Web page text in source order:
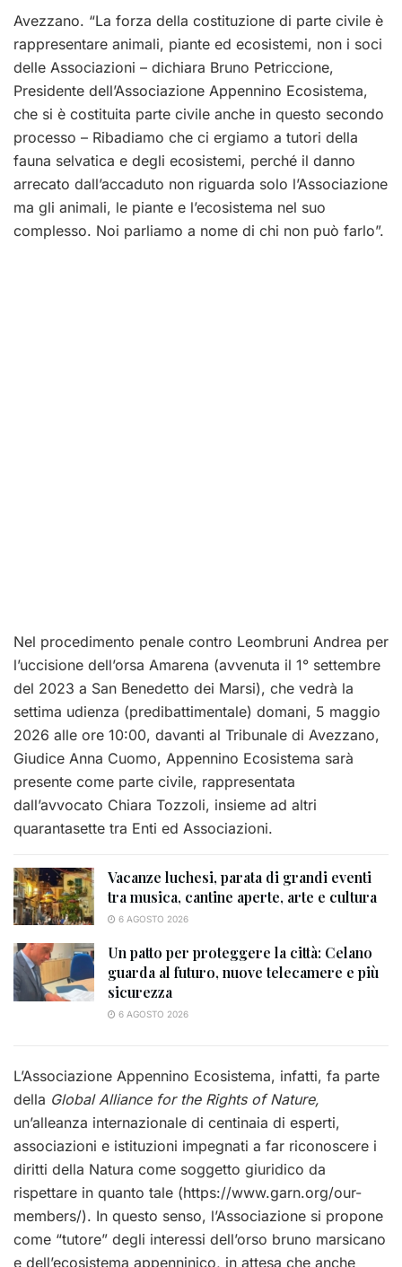
Avezzano. “La forza della costituzione di parte civile è
rappresentare animali, piante ed ecosistemi, non i soci
delle Associazioni – dichiara Bruno Petriccione,
Presidente dell’Associazione Appennino Ecosistema,
che si è costituita parte civile anche in questo secondo
processo – Ribadiamo che ci ergiamo a tutori della
fauna selvatica e degli ecosistemi, perché il danno
arrecato dall’accaduto non riguarda solo l’Associazione
ma gli animali, le piante e l’ecosistema nel suo
complesso. Noi parliamo a nome di chi non può farlo”.
Nel procedimento penale contro Leombruni Andrea per
l’uccisione dell’orsa Amarena (avvenuta il 1° settembre
del 2023 a San Benedetto dei Marsi), che vedrà la
settima udienza (predibattimentale) domani, 5 maggio
2026 alle ore 10:00, davanti al Tribunale di Avezzano,
Giudice Anna Cuomo, Appennino Ecosistema sarà
presente come parte civile, rappresentata
dall’avvocato Chiara Tozzoli, insieme ad altri
quarantasette tra Enti ed Associazioni.
Vacanze luchesi, parata di grandi eventi
tra musica, cantine aperte, arte e cultura
6 AGOSTO 2026
Un patto per proteggere la città: Celano
guarda al futuro, nuove telecamere e più
sicurezza
6 AGOSTO 2026
L’Associazione Appennino Ecosistema, infatti, fa parte
della Global Alliance for the Rights of Nature,
un’alleanza internazionale di centinaia di esperti,
associazioni e istituzioni impegnati a far riconoscere i
diritti della Natura come soggetto giuridico da
rispettare in quanto tale (https://www.garn.org/our-
members/). In questo senso, l’Associazione si propone
come “tutore” degli interessi dell’orso bruno marsicano
e dell’ecosistema appenninico, in attesa che anche